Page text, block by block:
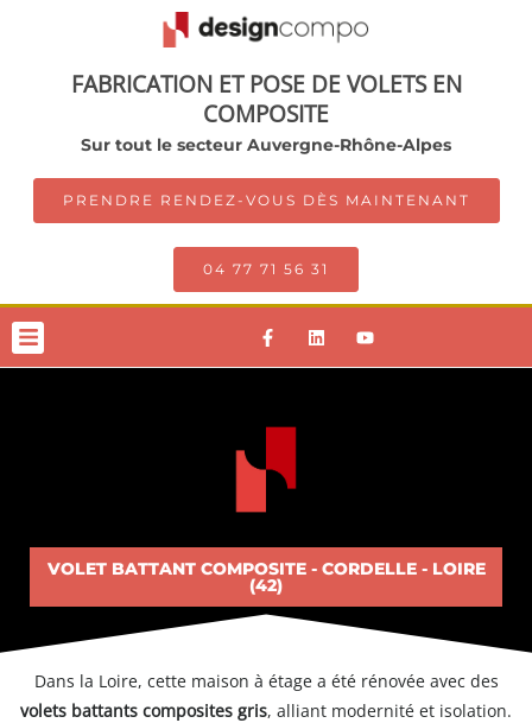
FABRICATION ET POSE DE VOLETS EN
COMPOSITE
Sur tout le secteur Auvergne-Rhône-Alpes
PRENDRE RENDEZ-VOUS DÈS MAINTENANT
04 77 71 56 31
VOLET BATTANT COMPOSITE - CORDELLE - LOIRE
(42)
Dans la Loire, cette maison à étage a été rénovée avec des
volets battants composites gris, alliant modernité et isolation.